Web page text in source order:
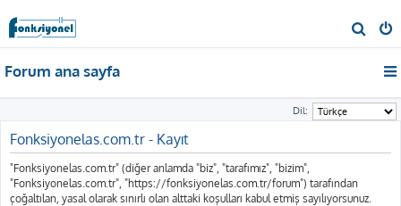
r
Forum ana sayfa
Dil:
Fonksiyonelas.com.tr - Kayıt
"Fonksiyonelas.com.tr" (diğer anlamda "biz", "tarafımız", "bizim",
"Fonksiyonelas.com.tr", "https://fonksiyonelas.com.tr/forum") tarafından
çoğaltılan, yasal olarak sınırlı olan alttaki koşulları kabul etmiş sayılıyorsunuz.